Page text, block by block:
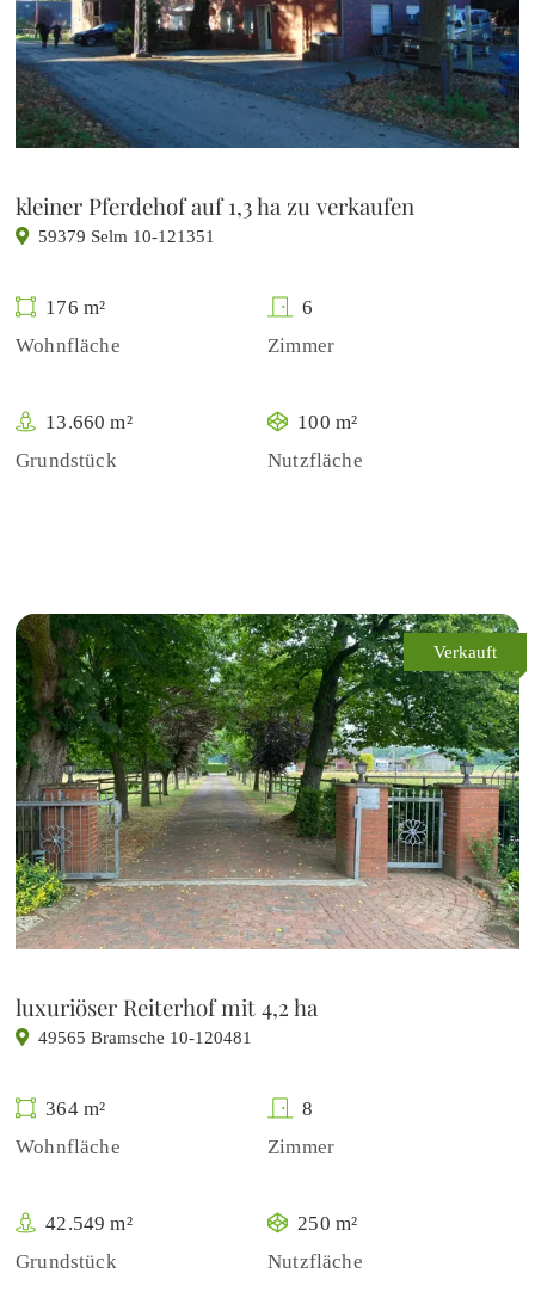
kleiner Pferdehof auf 1,3 ha zu verkaufen
59379 Selm 10-121351
176 m²
Wohnfläche
6
Zimmer
13.660 m²
Grundstück
100 m²
Nutzfläche
Verkauft
luxuriöser Reiterhof mit 4,2 ha
49565 Bramsche 10-120481
364 m²
Wohnfläche
8
Zimmer
42.549 m²
Grundstück
250 m²
Nutzfläche